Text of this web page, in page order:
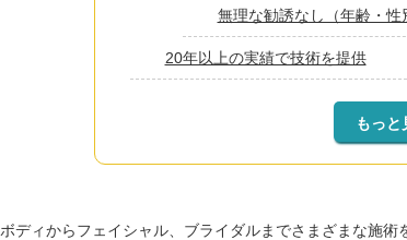
無理な勧誘なし（年齢・性
20年以上の実績で技術を提供
もっと
ボディからフェイシャル、ブライダルまでさまざまな施